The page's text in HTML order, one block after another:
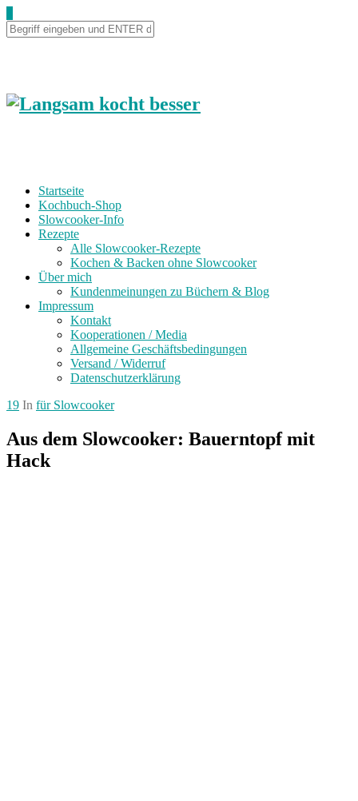
Startseite
Kochbuch-Shop
Slowcooker-Info
Rezepte
Alle Slowcooker-Rezepte
Kochen & Backen ohne Slowcooker
Über mich
Kundenmeinungen zu Büchern & Blog
Impressum
Kontakt
Kooperationen / Media
Allgemeine Geschäftsbedingungen
Versand / Widerruf
Datenschutzerklärung
19 In für Slowcooker
Aus dem Slowcooker: Bauerntopf mit
Hack